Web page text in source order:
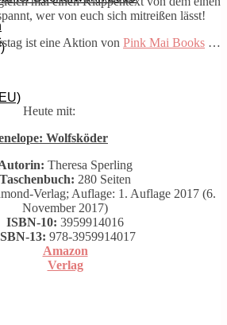
wer von euch sich mitreißen lässt!
ist eine Aktion von Pink Mai Books …
Heute mit:
Wolfsköder
Theresa Sperling
Taschenbuch: 280 Seiten
Verlag; Auflage: 1. Auflage 2017 (6.
November 2017)
ISBN-10: 3959914016
13: 978-3959914017
Amazon
Verlag